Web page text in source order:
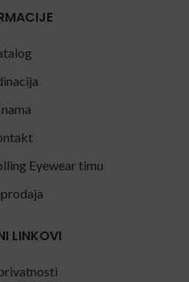
Eyewear timu
LINKOVI